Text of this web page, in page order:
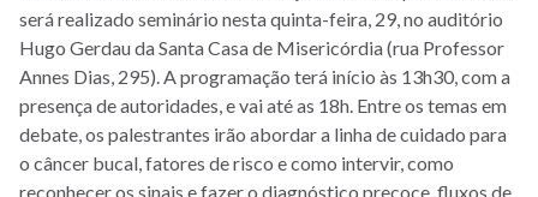
será realizado seminário nesta quinta-feira, 29, no auditório
Hugo Gerdau da Santa Casa de Misericórdia (rua Professor
Annes Dias, 295). A programação terá início às 13h30, com a
presença de autoridades, e vai até as 18h. Entre os temas em
debate, os palestrantes irão abordar a linha de cuidado para
o câncer bucal, fatores de risco e como intervir, como
reconhecer os sinais e fazer o diagnóstico precoce, fluxos de